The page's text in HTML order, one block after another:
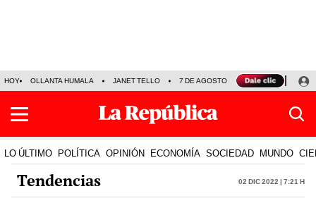
HOY OLLANTA HUMALA JANET TELLO 7 DE AGOSTO TINKA RESULTADOS
LO ÚLTIMO POLÍTICA OPINIÓN ECONOMÍA SOCIEDAD MUNDO
Tendencias 02 Dic 2022 | 7:21 h